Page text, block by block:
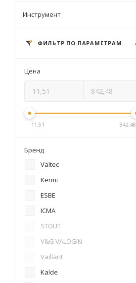
Инструмент
ФИЛЬТР ПО ПАРАМЕТРАМ
Цена
11,51 842,48
Бренд
Valtec
Kermi
ESBE
ICMA
STOUT
V&G VALOGIN
Vaillant
Kalde